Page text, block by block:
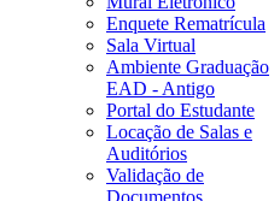
Enquete Rematrícula
Sala Virtual
Ambiente Graduação
EAD - Antigo
Portal do Estudante
Locação de Salas e
Auditórios
Validação de
Documentos